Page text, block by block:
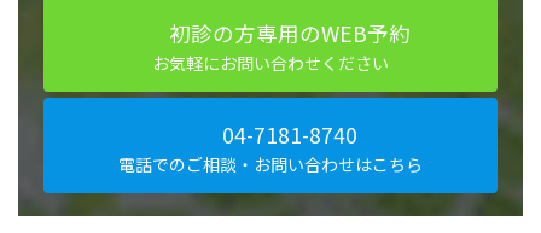
初診の方専用のWEB予約
お気軽にお問い合わせください
04-7181-8740
電話でのご相談・お問い合わせはこちら